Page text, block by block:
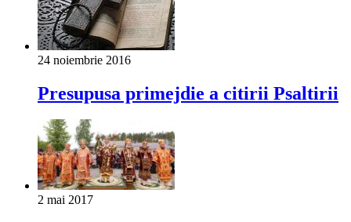
24 noiembrie 2016
Presupusa primejdie a citirii Psaltirii
2 mai 2017